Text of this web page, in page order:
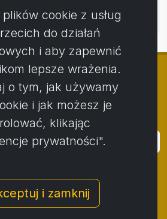
Bądź pierwszy ze swoim
komentarzem.
2014 - 2026 Activstar
Zaloguj się
warunki / Polityka prywatności
skarg / Protokół reklamacji
cookie z usług
do działań
i aby zapewnić
lepsze wrażenia.
o tym, jak używamy
i jak możesz je
klikając
prywatności".
i zamknij